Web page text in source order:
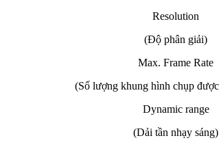
Resolution
(Độ phân giải)
Max. Frame Rate
(Số lượng khung hình chụp
Dynamic range
(Dải tần nhạy sáng)